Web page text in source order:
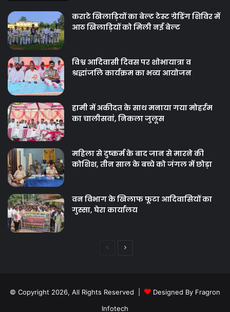
कराटे खिलाड़ियों का बेल्ट टेस्ट ग्रेडिंग शिविर में
आठ खिलाड़ियों को मिली नई बेल्ट
विश्व आदिवासी दिवस पर शोभायात्रा व
श्रद्धांजलि कार्यक्रम का भव्य आयोजन
हामी में अकीदत के साथ मनाया गया मोहर्रम
का चालीसवां, निकला जुलूस
महिला से दुष्कर्म के बाद जान से मारने की
कोशिश, तीन साल के बच्चे को जंगल में छोड़ा
वन विभाग के खिलाफ फूटा आदिवासियों का
गुस्सा, घेरा कार्यालय
PreviousNext
© Copyright 2026, All Rights Reserved |
Designed By Fragron
Infotech